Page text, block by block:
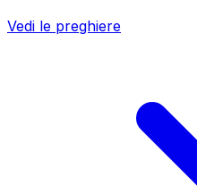
Vedi le preghiere